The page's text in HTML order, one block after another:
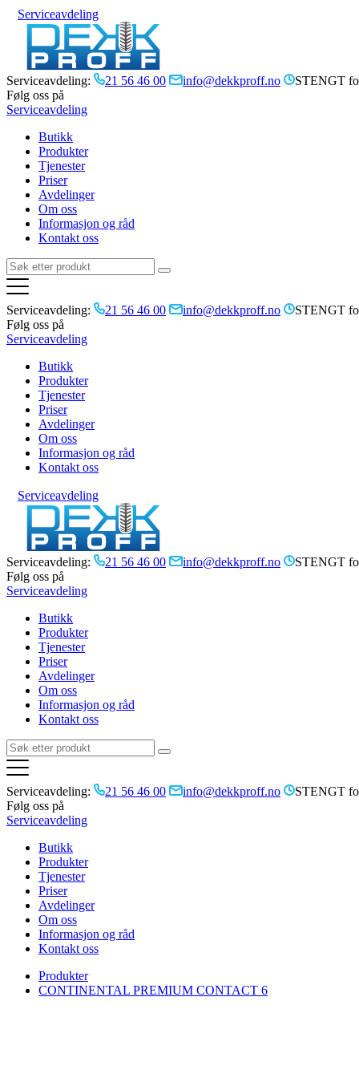
Serviceavdeling
Serviceavdeling: 21 56 46 00 info@dekkproff.no
STENGT
Følg oss på
Serviceavdeling
Butikk
Produkter
Tjenester
Priser
Avdelinger
Om oss
Informasjon og råd
Kontakt oss
Serviceavdeling: 21 56 46 00 info@dekkproff.no
STENGT
Følg oss på
Serviceavdeling
Butikk
Produkter
Tjenester
Priser
Avdelinger
Om oss
Informasjon og råd
Kontakt oss
Serviceavdeling
Serviceavdeling: 21 56 46 00 info@dekkproff.no
STENGT
Følg oss på
Serviceavdeling
Butikk
Produkter
Tjenester
Priser
Avdelinger
Om oss
Informasjon og råd
Kontakt oss
Serviceavdeling: 21 56 46 00 info@dekkproff.no
STENGT
Følg oss på
Serviceavdeling
Butikk
Produkter
Tjenester
Priser
Avdelinger
Om oss
Informasjon og råd
Kontakt oss
Produkter
CONTINENTAL PREMIUM CONTACT 6